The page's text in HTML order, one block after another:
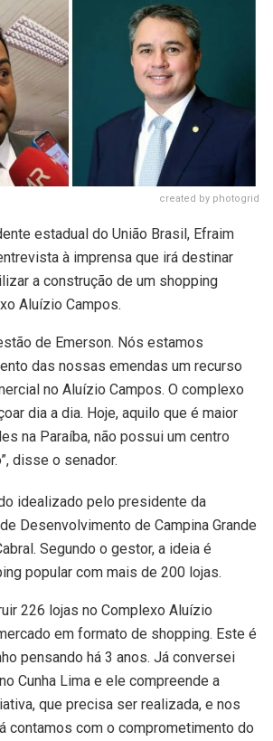
created by photogrid
estadual do União Brasil, Efraim
à imprensa que irá destinar
a construção de um shopping
Aluízio Campos.
de Emerson. Nós estamos
das nossas emendas um recurso
no Aluízio Campos. O complexo
dia a dia. Hoje, aquilo que é maior
na Paraíba, não possui um centro
disse o senador.
idealizado pelo presidente da
Desenvolvimento de Campina Grande
Segundo o gestor, a ideia é
popular com mais de 200 lojas.
226 lojas no Complexo Aluízio
em formato de shopping. Este é
pensando há 3 anos. Já conversei
Cunha Lima e ele compreende a
que precisa ser realizada, e nos
contamos com o comprometimento do